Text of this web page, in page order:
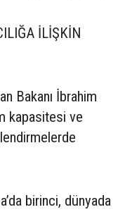
İLİŞKİN
Bakanı İbrahim
kapasitesi ve
birinci, dünyada